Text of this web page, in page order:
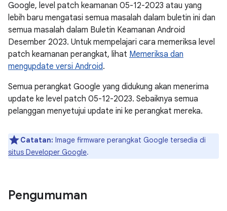
Google, level patch keamanan 05-12-2023 atau yang
lebih baru mengatasi semua masalah dalam buletin ini dan
semua masalah dalam Buletin Keamanan Android
Desember 2023. Untuk mempelajari cara memeriksa level
patch keamanan perangkat, lihat Memeriksa dan
mengupdate versi Android.
Semua perangkat Google yang didukung akan menerima
update ke level patch 05-12-2023. Sebaiknya semua
pelanggan menyetujui update ini ke perangkat mereka.
Catatan: Image firmware perangkat Google tersedia di
situs Developer Google.
Pengumuman